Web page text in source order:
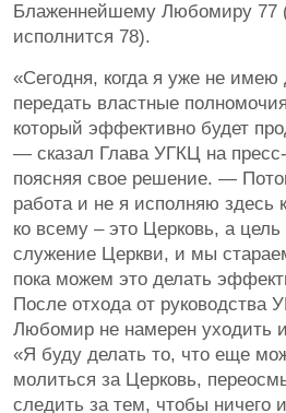
Блаженнейшему Любомиру 77
исполнится 78).
«Сегодня, когда я уже не имею
передать властные
который эффективно будет
— сказал Глава УГКЦ на
поясняя свое решение. —
работа и не я исполняю
ко всему – это Церковь, а
служение Церкви, и мы
пока можем это делать
После отхода от
Любомир не намерен уходить
«Я буду делать то, что еще
молиться за Церковь,
следить за тем, чтобы ничего